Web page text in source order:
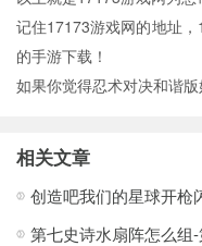
记住17173游戏网的地址
的手游下载！
如果你觉得忍术对决和谐
相关文章
第七史诗水扇阵怎么组